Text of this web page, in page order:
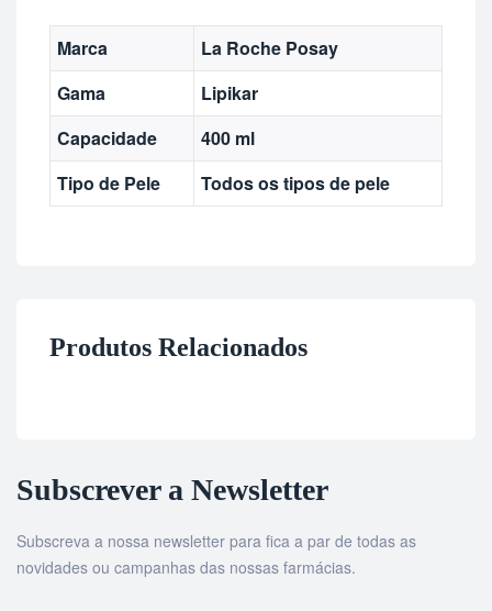
Marca
La Roche Posay
Gama
Lipikar
Capacidade
400 ml
Tipo de Pele
Todos os tipos de pele
Produtos Relacionados
Subscrever a Newsletter
Subscreva a nossa newsletter para fica a par de todas as
novidades ou campanhas das nossas farmácias.